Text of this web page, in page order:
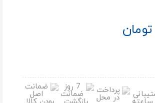
تومان